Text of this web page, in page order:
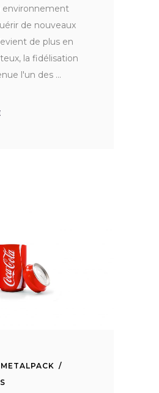
environnement
de nouveaux
de plus en
la fidélisation
l'un des
METALPACK